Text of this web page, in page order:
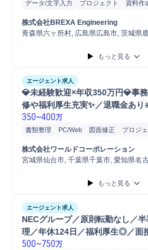
データ/文字入力 プロジェクト 資料作
スケジュール管理
株式会社BREXA Engineering
青森県六ヶ所村, 広島県広島市, 茨城県
もっと見る
エージェント求人
💎未経験歓迎×年収350万円💎事
350~400万
書類整理 PC/Web 図面修正 プロジ
アシスタント
携帯電話/PC/PC周辺機器
書類作成
株式会社ワールドコーポレーション
宮城県仙台市, 千葉県千葉市, 愛知県名
もっと見る
エージェント求人
NECグループ／原則転勤なし／
理／年休124日／福利厚生◎／面
500~750万